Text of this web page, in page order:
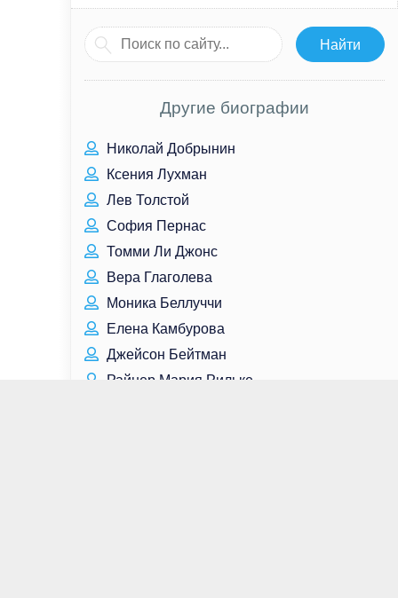
Другие биографии
Николай Добрынин
Ксения Лухман
Лев Толстой
София Пернас
Томми Ли Джонс
Вера Глаголева
Моника Беллуччи
Елена Камбурова
Джейсон Бейтман
Райнер Мария Рильке